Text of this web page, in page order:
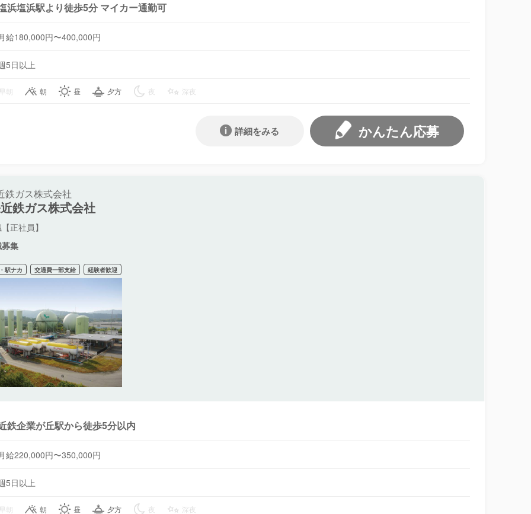
浜塩浜駅より徒歩5分 マイカー通勤可
給180,000円〜400,000円
5日以上
朝 朝 昼 夕方 夜 深夜
かんたん応募
詳細をみる
鉄ガス株式会社
鉄ガス株式会社
正社員】
集
駅ナカ 交通費一部支給 経験者歓迎
鉄企業が丘駅から徒歩5分以内
給220,000円〜350,000円
5日以上
朝 朝 昼 夕方 夜 深夜